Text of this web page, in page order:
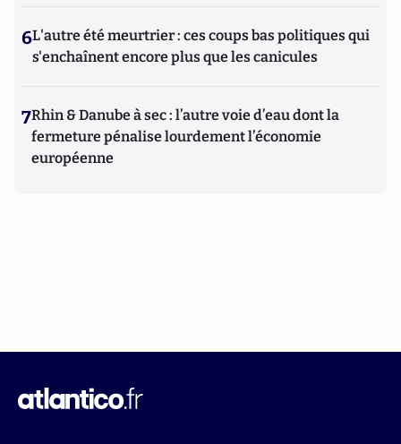
6L'autre été meurtrier : ces coups bas politiques qui
s'enchaînent encore plus que les canicules
7Rhin & Danube à sec : l’autre voie d’eau dont la
fermeture pénalise lourdement l’économie
européenne